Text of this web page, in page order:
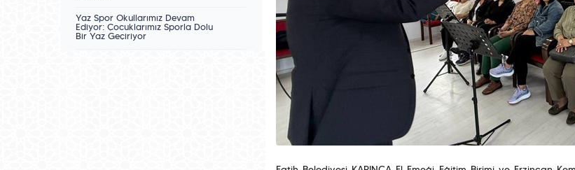
Yaz Spor Okullarımız Devam
Ediyor: Çocuklarımız Sporla Dolu
Bir Yaz Geçiriyor